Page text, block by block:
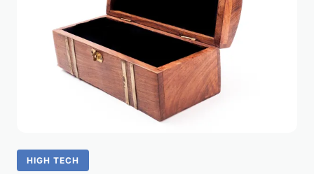
HIGH TECH